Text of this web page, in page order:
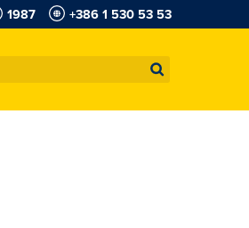
1987 +386 1 530 53 53